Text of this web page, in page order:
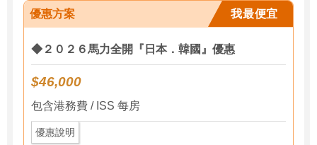
優惠方案 我最便宜
◆２０２６馬力全開『日本．韓國』優惠
$46,000
包含港務費 / ISS 每房
優惠說明